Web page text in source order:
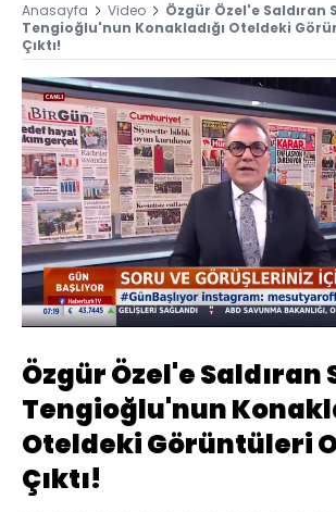
Anasayfa Video
Özgür Özel'e Saldıran
Tengioğlu'nun Konakladığı Oteldeki
Çıktı!
Sesi
Aç
480
Yüklendi:
32.58%
Özgür Özel'e Saldıran
Tengioğlu'nun
Oteldeki Görüntüleri
Çıktı!